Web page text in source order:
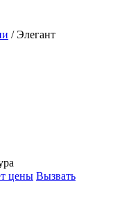
/ Элегант
цены Вызвать